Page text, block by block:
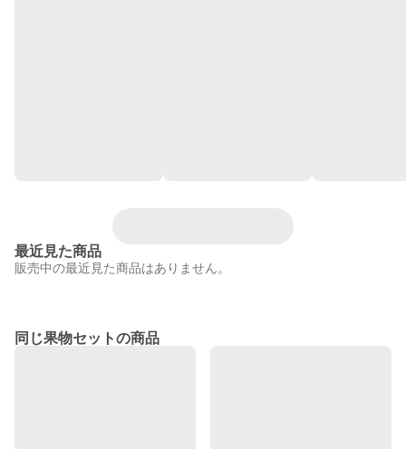
最近見た商品
販売中の最近見た商品はありません。
同じ果物セットの商品